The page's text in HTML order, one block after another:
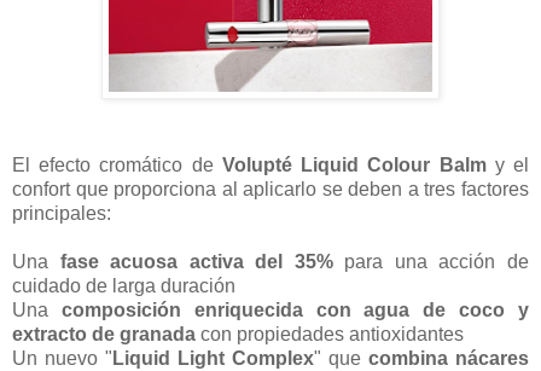
El efecto cromático de Volupté Liquid Colour Balmy el
confort que proporciona al aplicarlo se deben a tres factores
principales:
Una fase acuosa activa del 35%para una acción de
cuidado de larga duración
Una composición enriquecida con agua de coco y
extracto de granada con propiedades antioxidantes
Un nuevo " Liquid Light Complex" que combina nácares